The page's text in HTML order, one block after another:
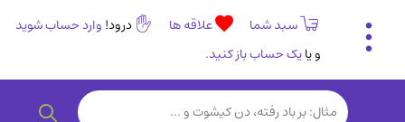
سبد شما علاقه ها درود! وارد حساب شوید
و یایک حساب باز کنید.
تاریخی و فرهنگی
(838)